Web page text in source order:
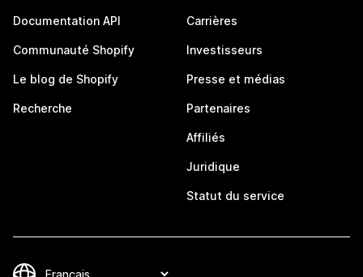
Documentation API
Communauté Shopify
Le blog de Shopify
Recherche
Carrières
Investisseurs
Presse et médias
Partenaires
Affiliés
Juridique
Statut du service